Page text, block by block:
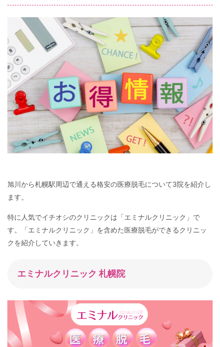
旭川から札幌駅周辺で通える格安の医療脱毛について3院を紹介し
ます。
特に人気でイチオシのクリニックは「エミナルクリニック」で
す。「エミナルクリニック」を含めた医療脱毛ができるクリニッ
クを紹介していきます。
エミナルクリニック 札幌院